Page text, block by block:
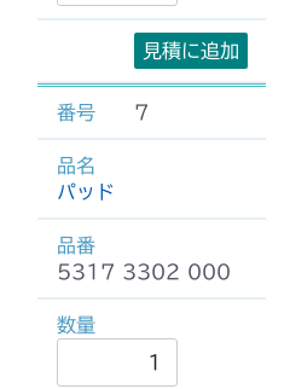
見積に追加
7
パッド
5317 3302 000